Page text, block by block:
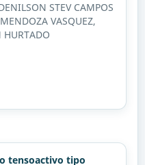
STEV CAMPOS
VASQUEZ,
HURTADO
tensoactivo tipo